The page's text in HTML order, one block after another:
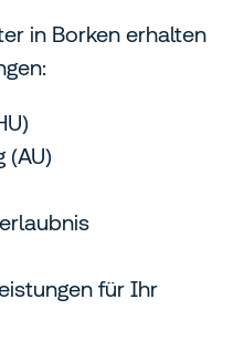
in Borken erhalten
(AU)
für Ihr